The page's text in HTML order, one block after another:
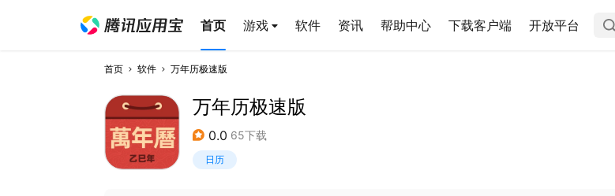
首页 游戏 软件 资讯 帮助中心 下载客户端 开放平台
首页 软件 万年历极速版
万年历极速版
0.0 65下载
日历